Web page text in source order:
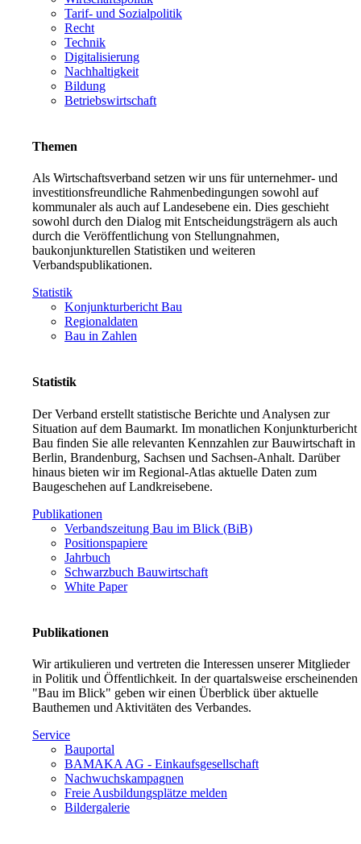
Tarif- und Sozialpolitik
Recht
Technik
Digitalisierung
Nachhaltigkeit
Bildung
Betriebswirtschaft
Themen
Als Wirtschaftsverband setzen wir uns für unternehmer- und
investitionsfreundliche Rahmenbedingungen sowohl auf
kommunaler als auch auf Landesebene ein. Dies geschieht
sowohl durch den Dialog mit Entscheidungsträgern als auch
durch die Veröffentlichung von Stellungnahmen,
baukonjunkturellen Statistiken und weiteren
Verbandspublikationen.
Statistik
Konjunkturbericht Bau
Regionaldaten
Bau in Zahlen
Statistik
Der Verband erstellt statistische Berichte und Analysen zur
Situation auf dem Baumarkt. Im monatlichen Konjunkturbericht
Bau finden Sie alle relevanten Kennzahlen zur Bauwirtschaft in
Berlin, Brandenburg, Sachsen und Sachsen-Anhalt. Darüber
hinaus bieten wir im Regional-Atlas aktuelle Daten zum
Baugeschehen auf Landkreisebene.
Publikationen
Verbandszeitung Bau im Blick (BiB)
Positionspapiere
Jahrbuch
Schwarzbuch Bauwirtschaft
White Paper
Publikationen
Wir artikulieren und vertreten die Interessen unserer Mitglieder
in Politik und Öffentlichkeit. In der quartalsweise erscheinenden
"Bau im Blick" geben wir einen Überblick über aktuelle
Bauthemen und Aktivitäten des Verbandes.
Service
Bauportal
BAMAKA AG - Einkaufsgesellschaft
Nachwuchskampagnen
Freie Ausbildungsplätze melden
Bildergalerie